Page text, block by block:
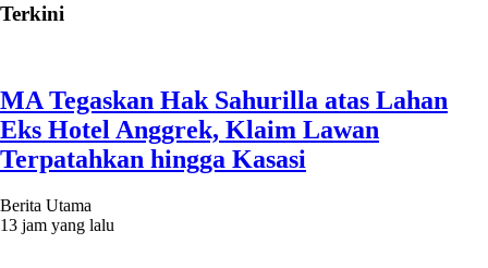
Terkini
MA Tegaskan Hak Sahurilla atas Lahan
Eks Hotel Anggrek, Klaim Lawan
Terpatahkan hingga Kasasi
Berita Utama
13 jam yang lalu